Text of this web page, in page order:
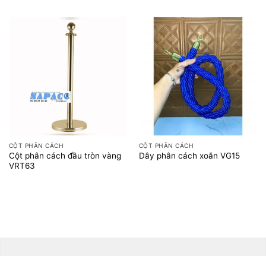
CỘT PHÂN CÁCH
Cột phân cách đầu tròn vàng
VRT63
CỘT PHÂN CÁCH
Dây phân cách xoắn VG15